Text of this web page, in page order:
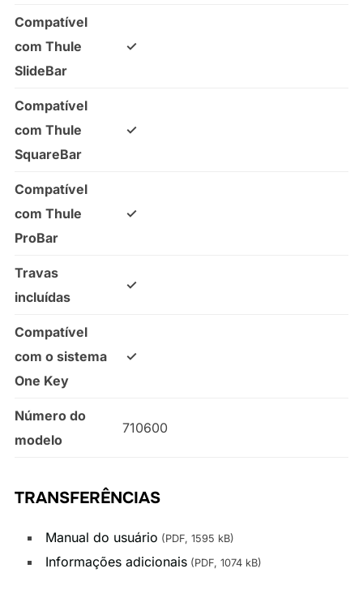
Compatível
com Thule
SlideBar
✓
Compatível
com Thule
SquareBar
✓
Compatível
com Thule
ProBar
✓
Travas
incluídas
✓
Compatível
com o sistema
One Key
✓
Número do
modelo
710600
TRANSFERÊNCIAS
Manual do usuário (PDF, 1595 kB)
Informações adicionais(PDF, 1074 kB)